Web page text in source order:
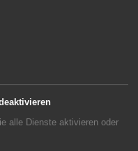
Warnschilder
mit
der
in die
alle Dienste aktivieren oder